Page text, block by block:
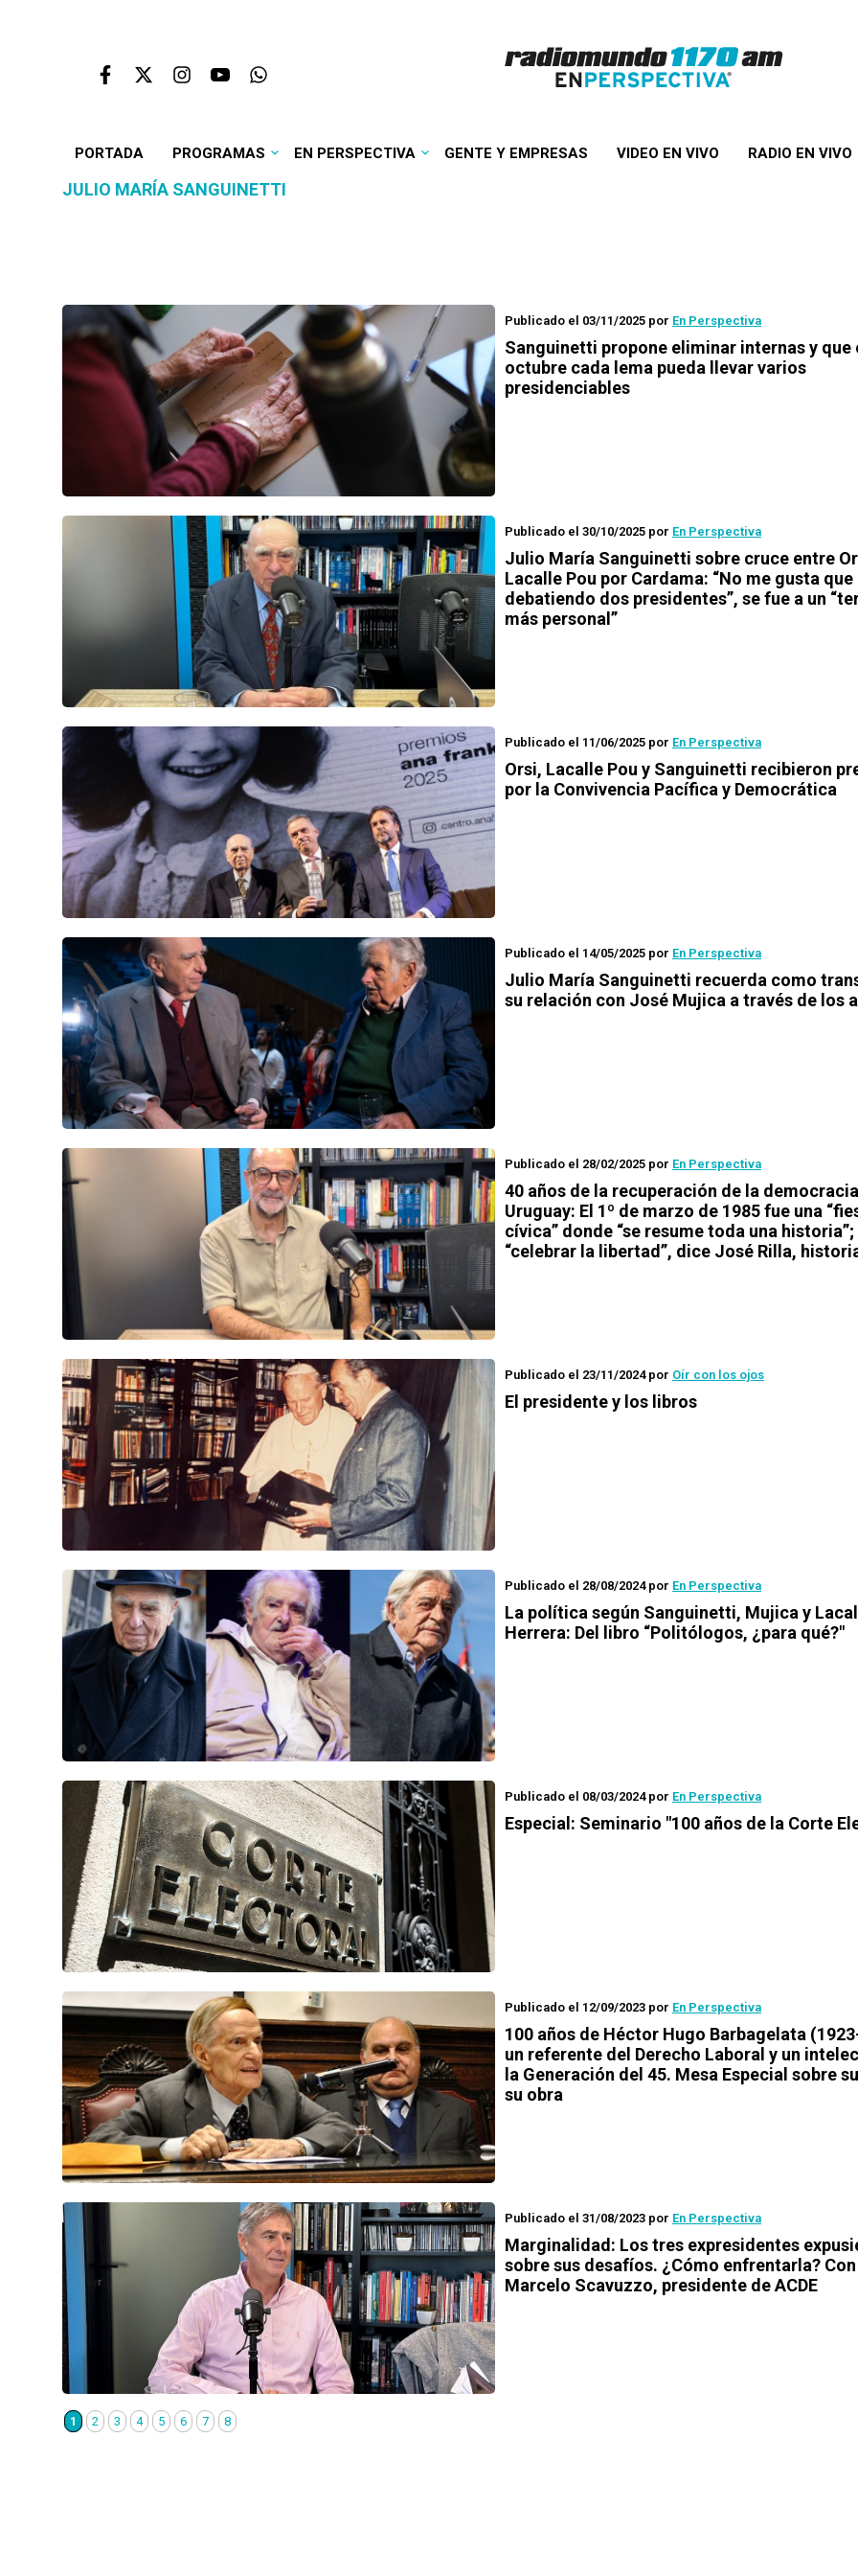
PORTADA PROGRAMAS EN PERSPECTIVA GENTE Y EMPRESAS VIDEO EN VIVO RADIO EN VIVO
JULIO MARÍA SANGUINETTI
Publicado el 03/11/2025 por En Perspectiva
Sanguinetti propone eliminar internas y que
octubre cada lema pueda llevar varios
presidenciables
Publicado el 30/10/2025 por En Perspectiva
Julio María Sanguinetti sobre cruce entre
Lacalle Pou por Cardama: “No me gusta
debatiendo dos presidentes”, se fue a un
más personal”
Publicado el 11/06/2025 por En Perspectiva
Orsi, Lacalle Pou y Sanguinetti recibieron
por la Convivencia Pacífica y Democrática
Publicado el 14/05/2025 por En Perspectiva
Julio María Sanguinetti recuerda como
su relación con José Mujica a través de los
Publicado el 28/02/2025 por En Perspectiva
40 años de la recuperación de la
Uruguay: El 1º de marzo de 1985 fue una
cívica” donde “se resume toda una historia”;
“celebrar la libertad”, dice José Rilla,
Publicado el 23/11/2024por Oír con los ojos
El presidente y los libros
Publicado el 28/08/2024por En Perspectiva
La política según Sanguinetti, Mujica y
Herrera: Del libro “Politólogos, ¿para qué?"
Publicado el 08/03/2024por En Perspectiva
Especial: Seminario "100 años de la Corte
Publicado el 12/09/2023 por En Perspectiva
100 años de Héctor Hugo Barbagelata
un referente del Derecho Laboral y un
la Generación del 45. Mesa Especial sobre
su obra
Publicado el 31/08/2023 por En Perspectiva
Marginalidad: Los tres expresidentes
sobre sus desafíos. ¿Cómo enfrentarla? Con
Marcelo Scavuzzo, presidente de ACDE
1 2 3 4 5 6 7 8